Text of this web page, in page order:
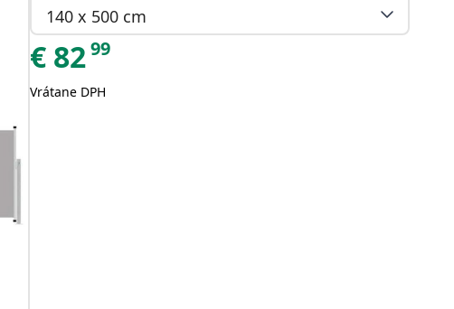
140 x 500 cm
€ 8299
Vrátane DPH